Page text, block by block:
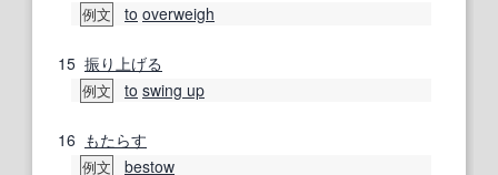
例文 to overweigh
15 振り上げる
例文 to swing up
16 もたらす
例文 bestow